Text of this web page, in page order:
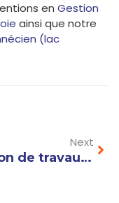
en Gestion
ainsi que notre
(lac
Next
Gestion de travaux à Sallanches : Un pilotage expert pour vos projets immobiliers